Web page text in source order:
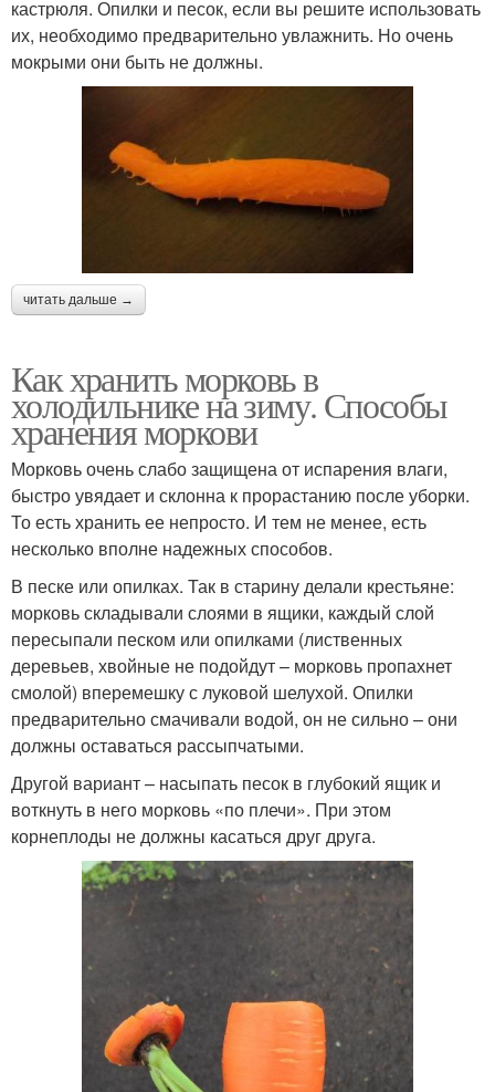
кастрюля. Опилки и песок, если вы решите использовать
их, необходимо предварительно увлажнить. Но очень
мокрыми они быть не должны.
читать дальше →
Как хранить морковь в
холодильнике на зиму. Способы
хранения моркови
Морковь очень слабо защищена от испарения влаги,
быстро увядает и склонна к прорастанию после уборки.
То есть хранить ее непросто. И тем не менее, есть
несколько вполне надежных способов.
В песке или опилках. Так в старину делали крестьяне:
морковь складывали слоями в ящики, каждый слой
пересыпали песком или опилками (лиственных
деревьев, хвойные не подойдут – морковь пропахнет
смолой) вперемешку с луковой шелухой. Опилки
предварительно смачивали водой, он не сильно – они
должны оставаться рассыпчатыми.
Другой вариант – насыпать песок в глубокий ящик и
воткнуть в него морковь «по плечи». При этом
корнеплоды не должны касаться друг друга.